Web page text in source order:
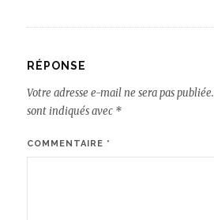
RÉPONSE
Votre adresse e-mail ne sera pas publiée.
sont indiqués avec *
COMMENTAIRE *